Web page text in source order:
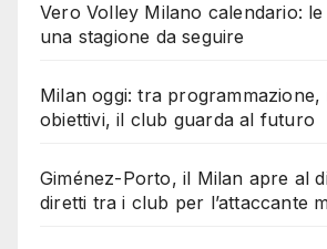
Vero Volley Milano calendario:
una stagione da seguire
Milan oggi: tra programmazione,
obiettivi, il club guarda al futuro
Giménez-Porto, il Milan apre al
diretti tra i club per l’attaccante